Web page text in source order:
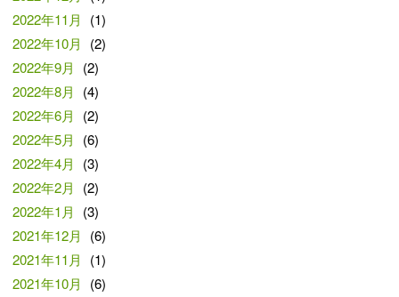
2022年11月
(1)
2022年10月
(2)
2022年9月
(2)
2022年8月
(4)
2022年6月
(2)
2022年5月
(6)
2022年4月
(3)
2022年2月
(2)
2022年1月
(3)
2021年12月
(6)
2021年11月
(1)
2021年10月
(6)